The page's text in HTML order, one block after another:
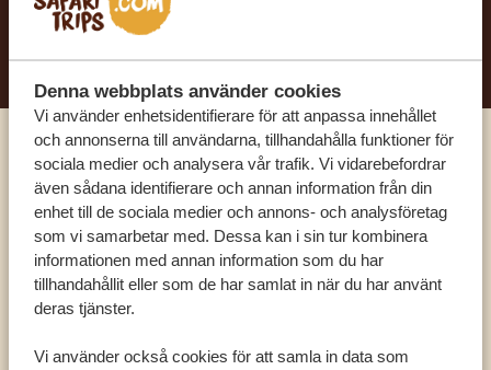
Denna webbplats använder cookies
Vi använder enhetsidentifierare för att anpassa innehållet
och annonserna till användarna, tillhandahålla funktioner för
sociala medier och analysera vår trafik. Vi vidarebefordrar
även sådana identifierare och annan information från din
enhet till de sociala medier och annons- och analysföretag
som vi samarbetar med. Dessa kan i sin tur kombinera
informationen med annan information som du har
tillhandahållit eller som de har samlat in när du har använt
deras tjänster.
Vi använder också cookies för att samla in data som
BÖRJA PLANERA DIN DRÖMRESA
Ring en av våra experter
VÅRA SPECIALISTER FINNS HÄR FÖR ATT
HJÄLPA DIG